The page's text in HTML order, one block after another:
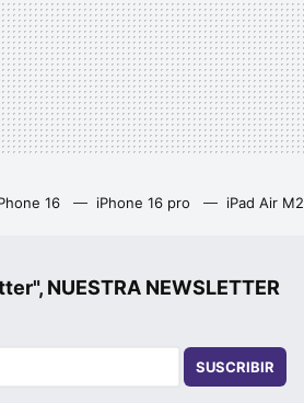
16 iPhone 16 pro iPad Air
NUESTRA NEWSLETTER
SUSCRIBIR